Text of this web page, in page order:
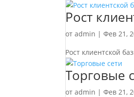
Рост
отadmin |Фев 21,
Рост клиентской
Торговые
отadmin |Фев 21,